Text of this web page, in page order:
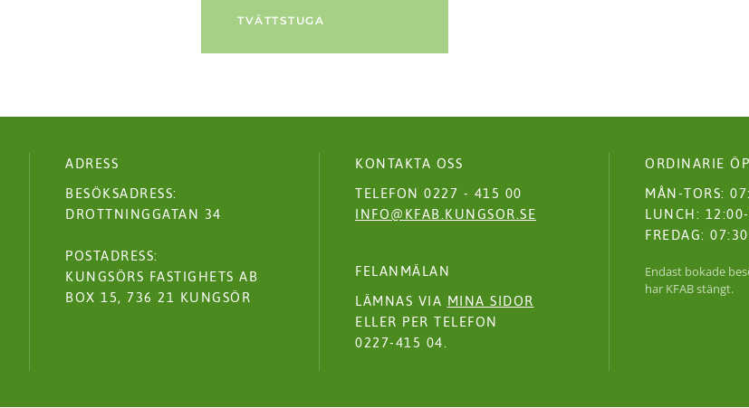
TVÄTTSTUGA
ADRESS
BESÖKSADRESS:
DROTTNINGGATAN 34
POSTADRESS:
KUNGSÖRS FASTIGHETS AB
BOX 15, 736 21 KUNGSÖR
KONTAKTA OSS
TELEFON 0227 - 415 00
INFO@KFAB.KUNGSOR.SE
FELANMÄLAN
LÄMNAS VIA MINA SIDOR
ELLER PER TELEFON
0227-415 04.
ORDINARIE
MÅN-TORS:
LUNCH:
FREDAG:
Endast bokade
har KFAB stängt.